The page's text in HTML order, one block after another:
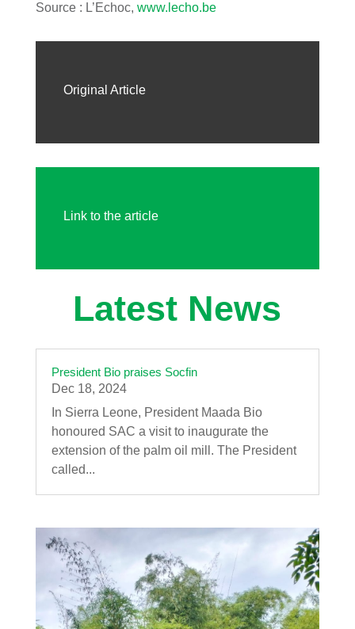
Source : L’Echoc, www.lecho.be
President Bio praises Socfin
Dec 18, 2024
In Sierra Leone, President Maada Bio
honoured SAC a visit to inaugurate the
extension of the palm oil mill. The President
called...